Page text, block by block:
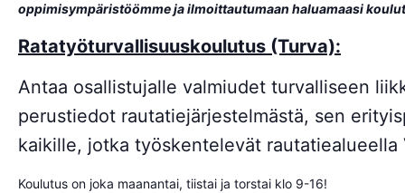
oppimisympäristöömme ja ilmoittautumaan haluamaasi
Ratatyöturvallisuuskoulutus (Turva):
Antaa osallistujalle valmiudet turvalliseen
perustiedot rautatiejärjestelmästä, sen
kaikille, jotka työskentelevät rautatiealueella
Koulutus on joka maanantai, tiistai ja torstai klo 9-16!